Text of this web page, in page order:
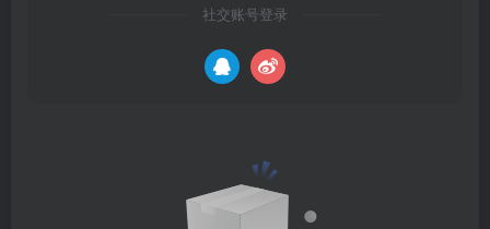
社交账号登录